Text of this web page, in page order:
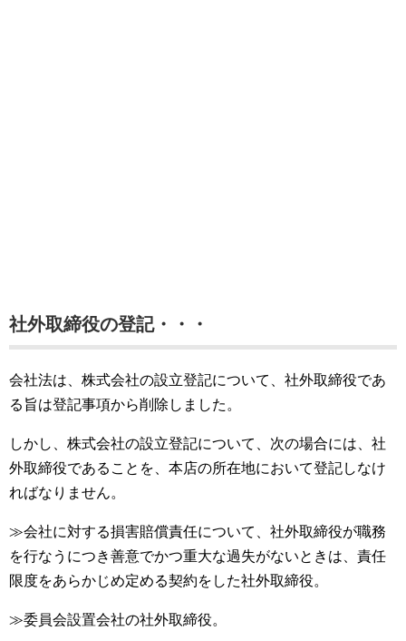
社外取締役の登記・・・
会社法は、株式会社の設立登記について、社外取締役であ
る旨は登記事項から削除しました。
しかし、株式会社の設立登記について、次の場合には、社
外取締役であることを、本店の所在地において登記しなけ
ればなりません。
≫会社に対する損害賠償責任について、社外取締役が職務
を行なうにつき善意でかつ重大な過失がないときは、責任
限度をあらかじめ定める契約をした社外取締役。
≫委員会設置会社の社外取締役。